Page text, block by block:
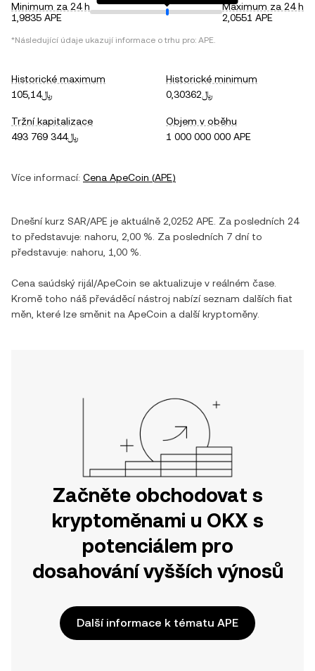
Minimum za 24 h
1,9835 APE
Maximum za 24 h
2,0551 APE
*Následující údaje ukazují informace o trhu pro: APE.
Historické maximum
﷼105,14
Historické minimum
﷼0,30362
Tržní kapitalizace
﷼493 769 344
Objem v oběhu
1 000 000 000 APE
Více informací: Cena ApeCoin (APE)
Dnešní kurz SAR/APE je aktuálně 2,0252 APE . Za posledních 24
to představuje: nahoru 2,00 % . Za posledních 7 dní to
představuje: nahoru 1,00 %
Cena saúdský rijál/ApeCoin se aktualizuje v reálném čase.
Kromě toho náš převáděcí nástroj nabízí seznam dalších fiat
měn, které lze směnit na ApeCoin a další kryptoměny.
Začněte obchodovat s
kryptoměnami u OKX s
potenciálem pro
dosahování vyšších výnosů
Další informace k tématu APE